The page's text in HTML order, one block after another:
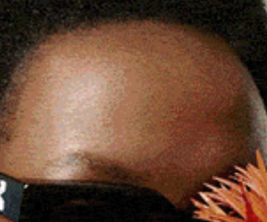
REGIONE
Regione, Truzzu (FdI): «Per
giustificare indennità esorbitanti
creano ruoli inesistenti»
25 Novembre 2025, 16:00
CAGLIARI | 25 novembre 2025. «Generano compiti dal
nulla pur di giustificare indennità esorbitanti, pari a
95.000 euro, e nominano…
Cerca